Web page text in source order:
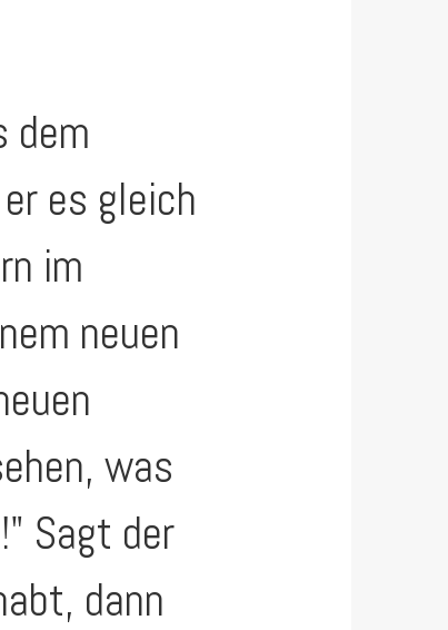
dem
es gleich
im
neuen
was
Sagt der
dann